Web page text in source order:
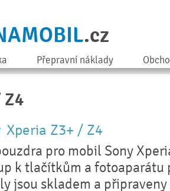
.cz
Přepravní náklady
Z4
Xperia Z3+ / Z4
pro mobil Sony
k tlačítkům a fotoaparátu
jsou skladem a